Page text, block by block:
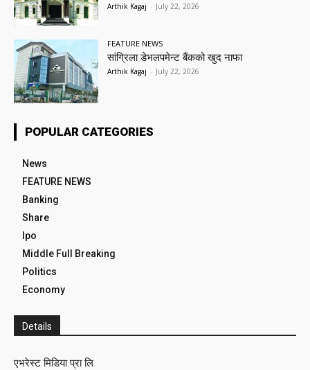
Arthik Kagaj - July 22, 2026
FEATURE NEWS
सांग्रिला डेभलपमेन्ट बैंकको खुद नाफा
Arthik Kagaj - July 22, 2026
POPULAR CATEGORIES
News
FEATURE NEWS
Banking
Share
Ipo
Middle Full Breaking
Politics
Economy
Details
एभरेस्ट मिडिया प्रा लि